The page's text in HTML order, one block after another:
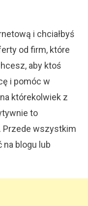
Blogu?
i chciałbyś
od firm, które
aby ktoś
i pomóc w
którekolwiek z
to
Przede wszystkim
na blogu lub